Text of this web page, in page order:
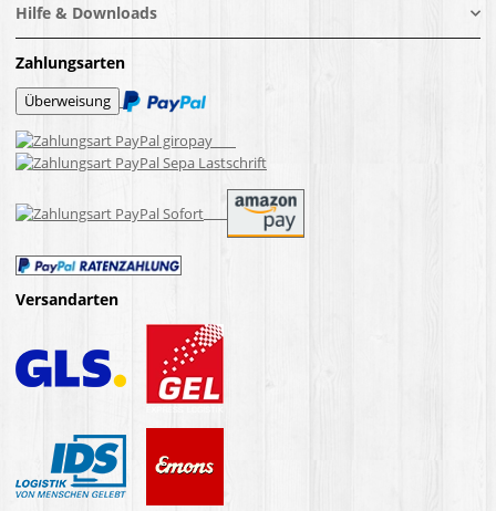
Hilfe & Downloads
Zahlungsarten
Versandarten